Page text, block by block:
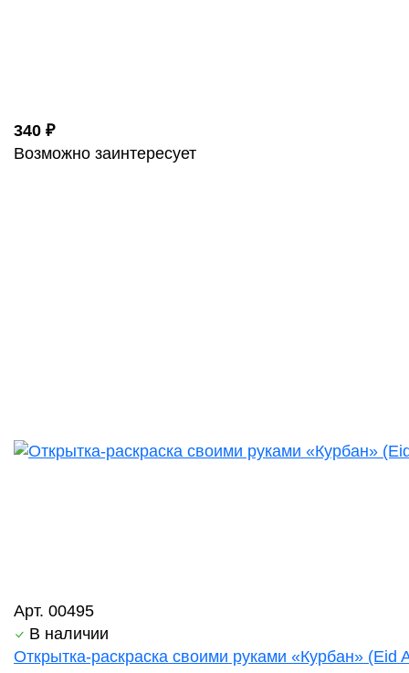
340 ₽
Возможно заинтересует
Арт. 00495
В наличии
Открытка-раскраска своими руками «Курбан» (Eid